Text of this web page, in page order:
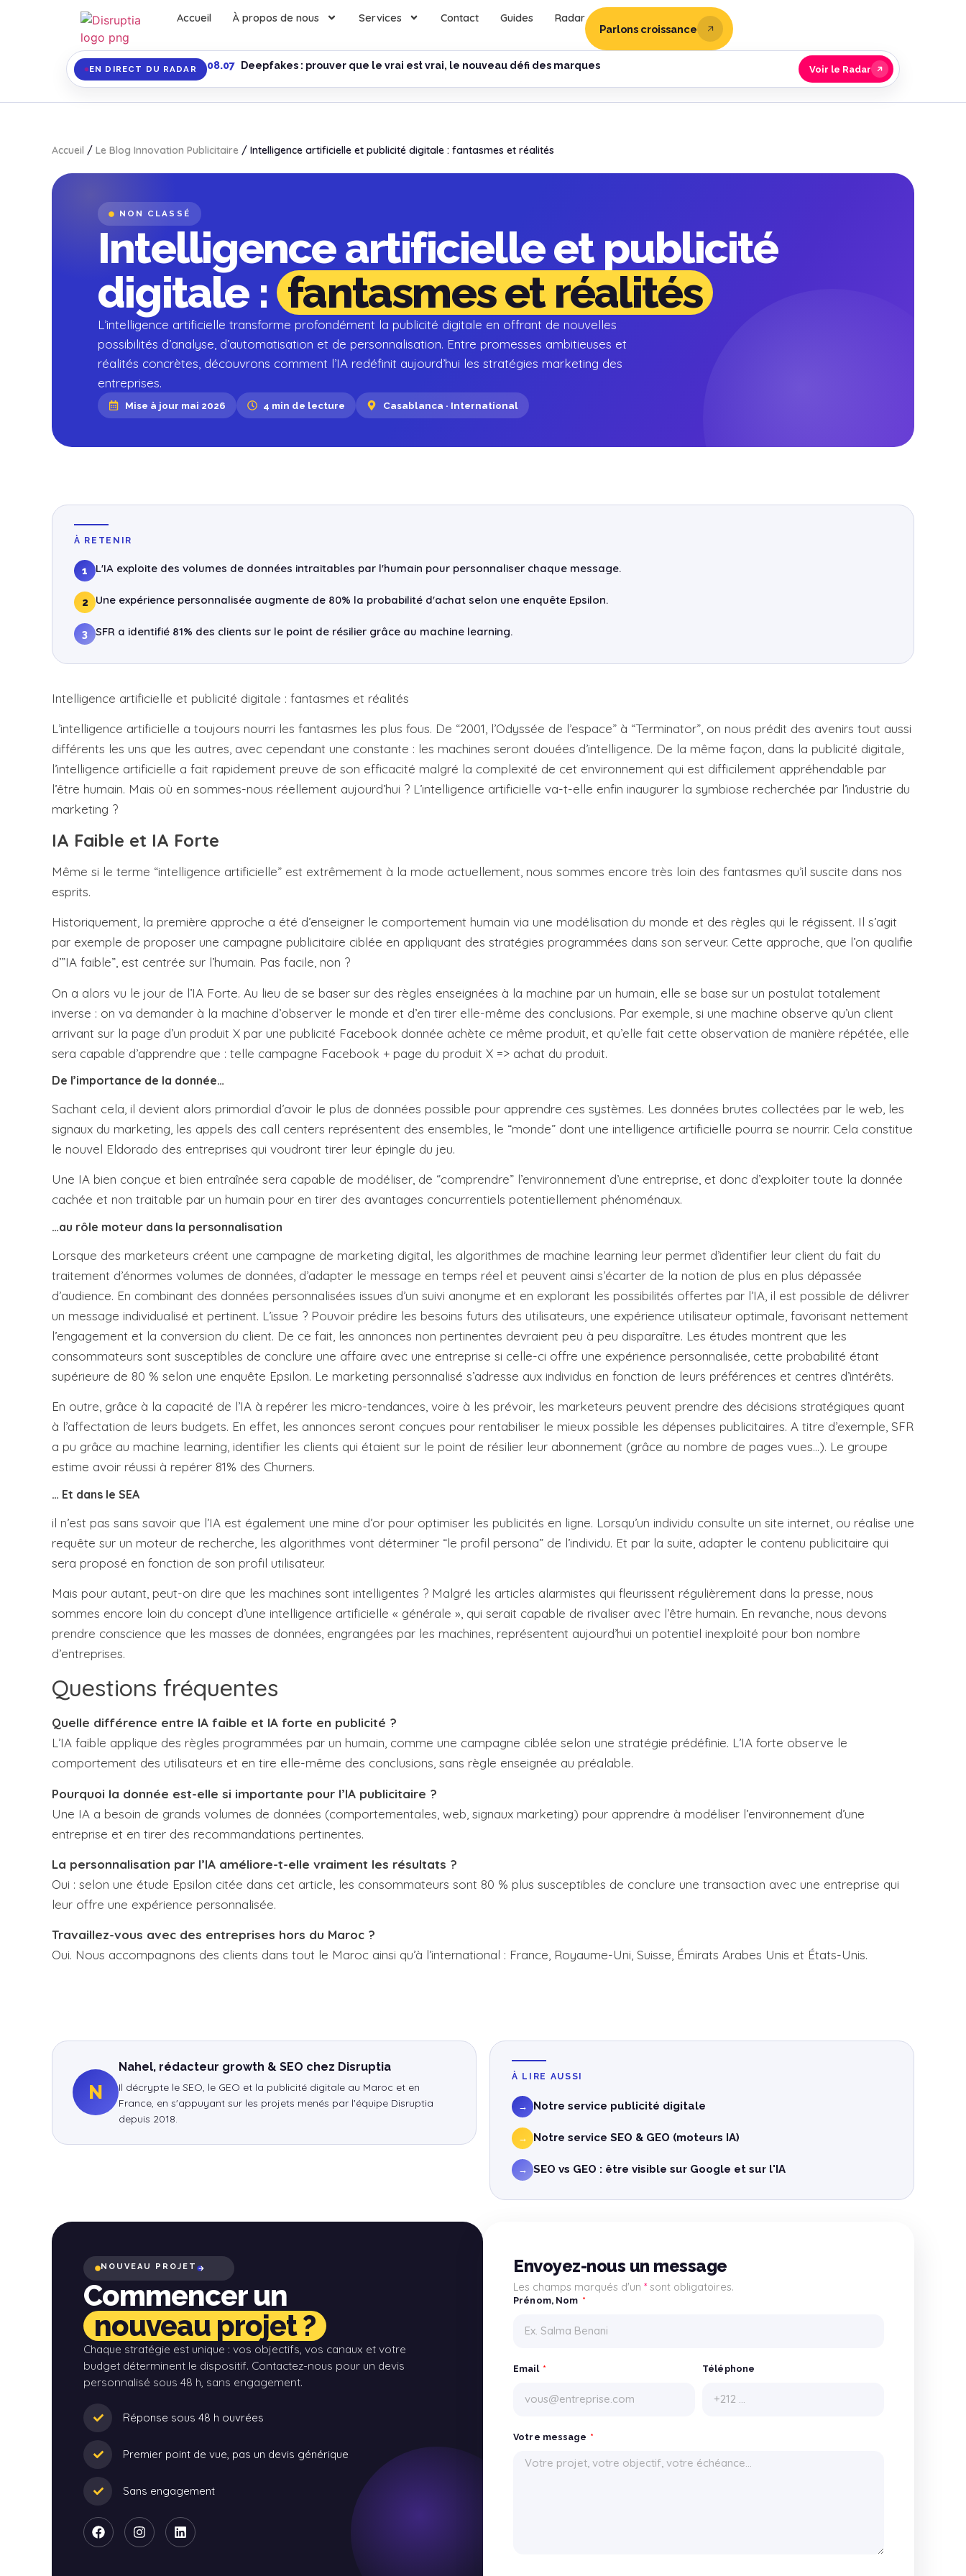
Accueil À propos de nous Services Contact Guides Radar
Parlons croissance
EN DIRECT DU RADAR
08.07 Deepfakes : prouver que le vrai est vrai, le nouveau défi des marques
Voir le Radar
Accueil / Le Blog Innovation Publicitaire / Intelligence artificielle et publicité digitale : fantasmes et réalités
NON CLASSÉ
Intelligence artificielle et publicité
digitale : fantasmes et réalités
L’intelligence artificielle transforme profondément la publicité digitale en offrant de nouvelles
possibilités d’analyse, d’automatisation et de personnalisation. Entre promesses ambitieuses et
réalités concrètes, découvrons comment l’IA redéfinit aujourd’hui les stratégies marketing des
entreprises.
Mise à jour mai 2026 4 min de lecture Casablanca · International
À RETENIR
1 L'IA exploite des volumes de données intraitables par l'humain pour personnaliser chaque message.
2 Une expérience personnalisée augmente de 80% la probabilité d'achat selon une enquête Epsilon.
3 SFR a identifié 81% des clients sur le point de résilier grâce au machine learning.
Intelligence artificielle et publicité digitale : fantasmes et réalités
L’intelligence artificielle a toujours nourri les fantasmes les plus fous. De “2001, l’Odyssée de l’espace” à “Terminator”, on nous prédit des avenirs tout aussi
différents les uns que les autres, avec cependant une constante : les machines seront douées d’intelligence. De la même façon, dans la publicité digitale,
l’intelligence artificielle a fait rapidement preuve de son efficacité malgré la complexité de cet environnement qui est difficilement appréhendable par
l’être humain. Mais où en sommes-nous réellement aujourd’hui ? L’intelligence artificielle va-t-elle enfin inaugurer la symbiose recherchée par l’industrie du
marketing ?
IA Faible et IA Forte
Même si le terme “intelligence artificielle” est extrêmement à la mode actuellement, nous sommes encore très loin des fantasmes qu’il suscite dans nos
esprits.
Historiquement, la première approche a été d’enseigner le comportement humain via une modélisation du monde et des règles qui le régissent. Il s’agit
par exemple de proposer une campagne publicitaire ciblée en appliquant des stratégies programmées dans son serveur. Cette approche, que l’on qualifie
d’”IA faible”, est centrée sur l’humain. Pas facile, non ?
On a alors vu le jour de l’IA Forte. Au lieu de se baser sur des règles enseignées à la machine par un humain, elle se base sur un postulat totalement
inverse : on va demander à la machine d’observer le monde et d’en tirer elle-même des conclusions. Par exemple, si une machine observe qu’un client
arrivant sur la page d’un produit X par une publicité Facebook donnée achète ce même produit, et qu’elle fait cette observation de manière répétée, elle
sera capable d’apprendre que : telle campagne Facebook + page du produit X => achat du produit.
De l’importance de la donnée…
Sachant cela, il devient alors primordial d’avoir le plus de données possible pour apprendre ces systèmes. Les données brutes collectées par le web, les
signaux du marketing, les appels des call centers représentent des ensembles, le “monde” dont une intelligence artificielle pourra se nourrir. Cela constitue
le nouvel Eldorado des entreprises qui voudront tirer leur épingle du jeu.
Une IA bien conçue et bien entraînée sera capable de modéliser, de “comprendre” l’environnement d’une entreprise, et donc d’exploiter toute la donnée
cachée et non traitable par un humain pour en tirer des avantages concurrentiels potentiellement phénoménaux.
…au rôle moteur dans la personnalisation
Lorsque des marketeurs créent une campagne de marketing digital, les algorithmes de machine learning leur permet d’identifier leur client du fait du
traitement d’énormes volumes de données, d’adapter le message en temps réel et peuvent ainsi s’écarter de la notion de plus en plus dépassée
d’audience. En combinant des données personnalisées issues d’un suivi anonyme et en explorant les possibilités offertes par l’IA, il est possible de délivrer
un message individualisé et pertinent. L’issue ? Pouvoir prédire les besoins futurs des utilisateurs, une expérience utilisateur optimale, favorisant nettement
l’engagement et la conversion du client. De ce fait, les annonces non pertinentes devraient peu à peu disparaître. Les études montrent que les
consommateurs sont susceptibles de conclure une affaire avec une entreprise si celle-ci offre une expérience personnalisée, cette probabilité étant
supérieure de 80 % selon une enquête Epsilon. Le marketing personnalisé s’adresse aux individus en fonction de leurs préférences et centres d’intérêts.
En outre, grâce à la capacité de l’IA à repérer les micro-tendances, voire à les prévoir, les marketeurs peuvent prendre des décisions stratégiques quant
à l’affectation de leurs budgets. En effet, les annonces seront conçues pour rentabiliser le mieux possible les dépenses publicitaires. A titre d’exemple, SFR
a pu grâce au machine learning, identifier les clients qui étaient sur le point de résilier leur abonnement (grâce au nombre de pages vues…). Le groupe
estime avoir réussi à repérer 81% des Churners.
… Et dans le SEA
il n’est pas sans savoir que l’IA est également une mine d’or pour optimiser les publicités en ligne. Lorsqu’un individu consulte un site internet, ou réalise une
requête sur un moteur de recherche, les algorithmes vont déterminer “le profil persona” de l’individu. Et par la suite, adapter le contenu publicitaire qui
sera proposé en fonction de son profil utilisateur.
Mais pour autant, peut-on dire que les machines sont intelligentes ? Malgré les articles alarmistes qui fleurissent régulièrement dans la presse, nous
sommes encore loin du concept d’une intelligence artificielle « générale », qui serait capable de rivaliser avec l’être humain. En revanche, nous devons
prendre conscience que les masses de données, engrangées par les machines, représentent aujourd’hui un potentiel inexploité pour bon nombre
d’entreprises.
Questions fréquentes
Quelle différence entre IA faible et IA forte en publicité ?
L’IA faible applique des règles programmées par un humain, comme une campagne ciblée selon une stratégie prédéfinie. L’IA forte observe le
comportement des utilisateurs et en tire elle-même des conclusions, sans règle enseignée au préalable.
Pourquoi la donnée est-elle si importante pour l’IA publicitaire ?
Une IA a besoin de grands volumes de données (comportementales, web, signaux marketing) pour apprendre à modéliser l’environnement d’une
entreprise et en tirer des recommandations pertinentes.
La personnalisation par l’IA améliore-t-elle vraiment les résultats ?
Oui : selon une étude Epsilon citée dans cet article, les consommateurs sont 80 % plus susceptibles de conclure une transaction avec une entreprise qui
leur offre une expérience personnalisée.
Travaillez-vous avec des entreprises hors du Maroc ?
Oui. Nous accompagnons des clients dans tout le Maroc ainsi qu’à l’international : France, Royaume-Uni, Suisse, Émirats Arabes Unis et États-Unis.
N
Nahel, rédacteur growth & SEO chez Disruptia
Il décrypte le SEO, le GEO et la publicité digitale au Maroc et en
France, en s'appuyant sur les projets menés par l'équipe Disruptia
depuis 2018.
À LIRE AUSSI
→ Notre service publicité digitale
→ Notre service SEO & GEO (moteurs IA)
→ SEO vs GEO : être visible sur Google et sur l'IA
NOUVEAU PROJET
Commencer un
nouveau projet ?
Chaque stratégie est unique : vos objectifs, vos canaux et votre
budget déterminent le dispositif. Contactez-nous pour un devis
personnalisé sous 48 h, sans engagement.
Réponse sous 48 h ouvrées
Premier point de vue, pas un devis générique
Sans engagement
Envoyez-nous un message
Les champs marqués d'un * sont obligatoires.
Prénom, Nom
Email Téléphone
Votre message